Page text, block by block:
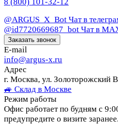
@ARGUS_X_Bot Чат в
@id7720669687_bot Чат в
Заказать звонок
E-mail
info@argus-x.ru
Адрес
г. Москва, ул. Золоторожский
🚙 Склад в Москве
Режим работы
Офис работает по будням с
предупредите о визите заранее.